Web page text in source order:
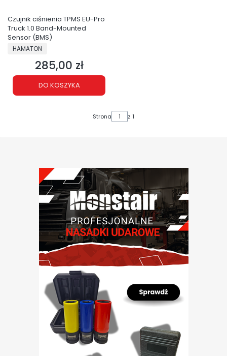
Czujnik ciśnienia TPMS EU-Pro
Truck 1.0 Band-Mounted
Sensor (BMS)
PRODUCENT
HAMATON
Cena
285,00 zł
DO KOSZYKA
Strona z 1